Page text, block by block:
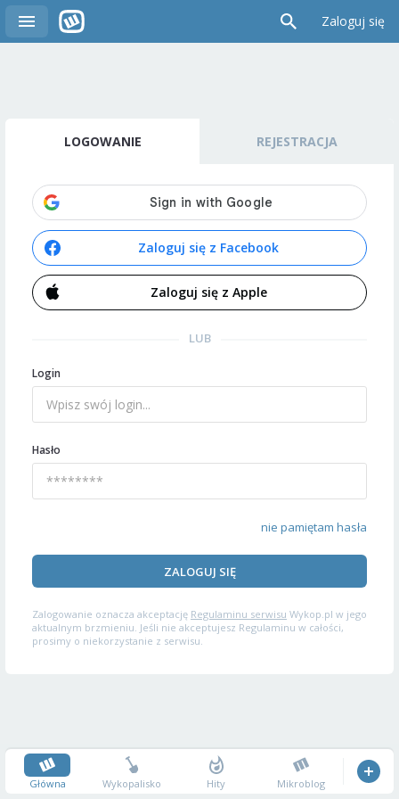
Zaloguj się
LOGOWANIE REJESTRACJA
Zaloguj się z Facebook
Zaloguj się z Apple
LUB
Login
Hasło
nie pamiętam hasła
ZALOGUJ SIĘ
Zalogowanie oznacza akceptację Regulaminu serwisu Wykop.pl w jego
aktualnym brzmieniu. Jeśli nie akceptujesz Regulaminu w całości,
prosimy o niekorzystanie z serwisu.
Główna Wykopalisko Hity Mikroblog